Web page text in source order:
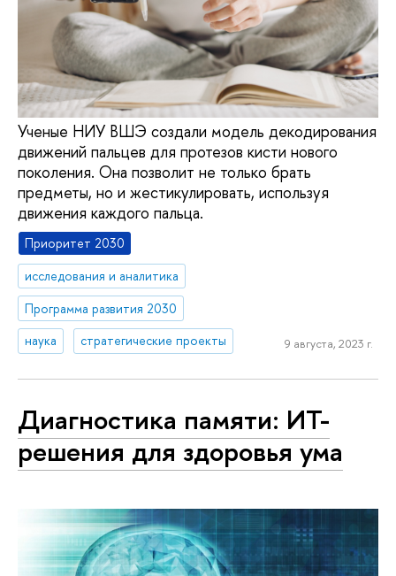
Ученые НИУ ВШЭ создали модель декодирования
движений пальцев для протезов кисти нового
поколения. Она позволит не только брать
предметы, но и жестикулировать, используя
движения каждого пальца.
Приоритет 2030
исследования и аналитика
Программа развития 2030
наука
стратегические проекты 9 августа, 2023 г.
Диагностика памяти: ИТ-
решения для здоровья ума